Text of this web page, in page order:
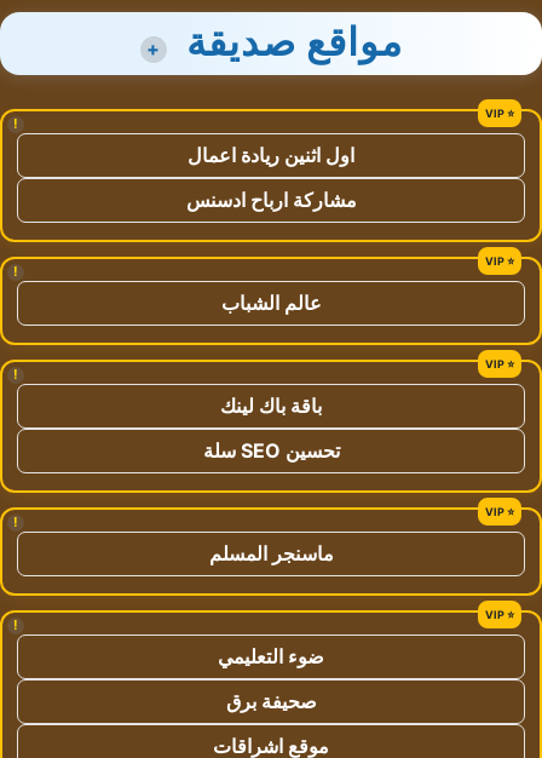
مواقع صديقة +
!
اول اثنين ريادة اعمال
مشاركة ارباح ادسنس
!
عالم الشباب
!
باقة باك لينك
تحسين SEO سلة
!
ماسنجر المسلم
!
ضوء التعليمي
صحيفة برق
موقع اشراقات